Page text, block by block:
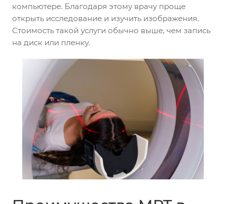
компьютере. Благодаря этому врачу проще
открыть исследование и изучить изображения.
Стоимость такой услуги обычно выше, чем запись
на диск или пленку.